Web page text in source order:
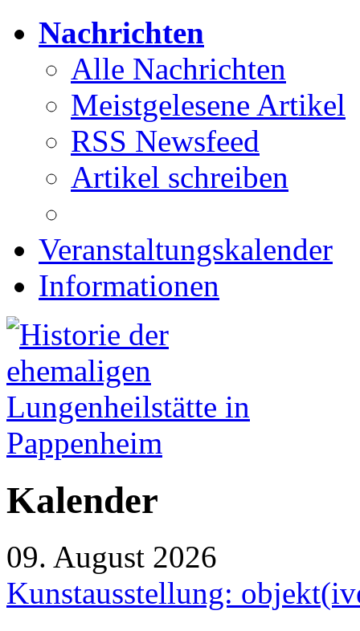
Nachrichten
Alle Nachrichten
Meistgelesene Artikel
RSS Newsfeed
Artikel schreiben
Veranstaltungskalender
Informationen
Kalender
09. August 2026
Kunstausstellung: